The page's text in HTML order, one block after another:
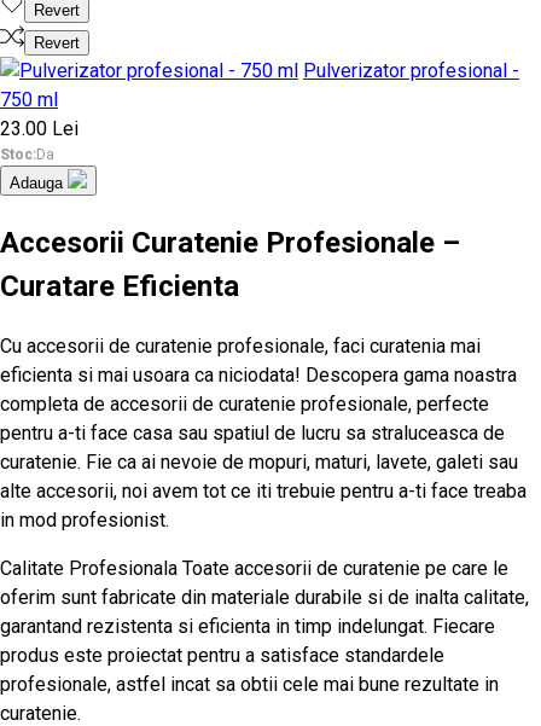
Revert
Revert
Pulverizator profesional -
750 ml
23.00 Lei
Stoc:Da
Adauga
Accesorii Curatenie Profesionale –
Curatare Eficienta
Cu accesorii de curatenie profesionale, faci curatenia mai
eficienta si mai usoara ca niciodata! Descopera gama noastra
completa de accesorii de curatenie profesionale, perfecte
pentru a-ti face casa sau spatiul de lucru sa straluceasca de
curatenie. Fie ca ai nevoie de mopuri, maturi, lavete, galeti sau
alte accesorii, noi avem tot ce iti trebuie pentru a-ti face treaba
in mod profesionist.
Calitate Profesionala Toate accesorii de curatenie pe care le
oferim sunt fabricate din materiale durabile si de inalta calitate,
garantand rezistenta si eficienta in timp indelungat. Fiecare
produs este proiectat pentru a satisface standardele
profesionale, astfel incat sa obtii cele mai bune rezultate in
curatenie.